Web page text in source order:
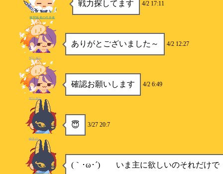
戦力探してます 4/2 17:11
俺関係者の代弁者
ありがとございました～ 4/2 12:27
ザリガニ
確認お願いします 4/2 6:49
ザリガニ
😇 3/27 20:7
ゆきの
(｀･ω･´)ゞ いま主に欲しいのそれだけで